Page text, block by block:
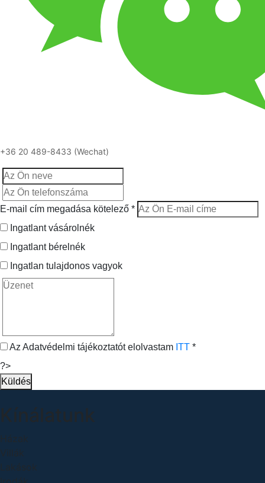
+36 20 489-8433 (Wechat)
E-mail cím megadása kötelező *
Ingatlant vásárolnék
Ingatlant bérelnék
Ingatlan tulajdonos vagyok
Az Adatvédelmi tájékoztatót elolvastam ITT *
?>
Küldés